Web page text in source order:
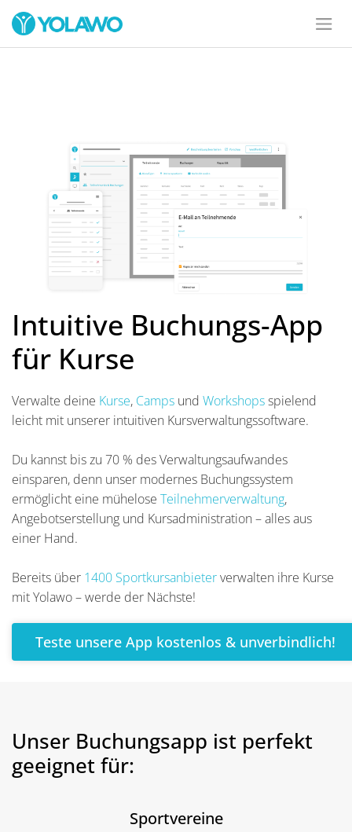
Intuitive Buchungs-App
für Kurse
Verwalte deine Kurse, Camps und Workshopsspielend
leicht mit unserer intuitiven Kursverwaltungssoftware.
Du kannst bis zu 70 % des Verwaltungsaufwandes
einsparen, denn unser modernes Buchungssystem
ermöglicht eine mühelose Teilnehmerverwaltung,
Angebotserstellung und Kursadministration – alles aus
einer Hand.
Bereits über 1400 Sportkursanbieterverwalten ihre Kurse
mit Yolawo – werde der Nächste!
Teste unsere App kostenlos & unverbindlich!
Unser Buchungsapp ist perfekt
geeignet für:
Sportvereine